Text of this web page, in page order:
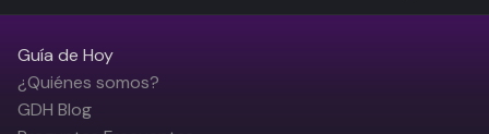
Guía de Hoy
¿Quiénes somos?
GDH Blog